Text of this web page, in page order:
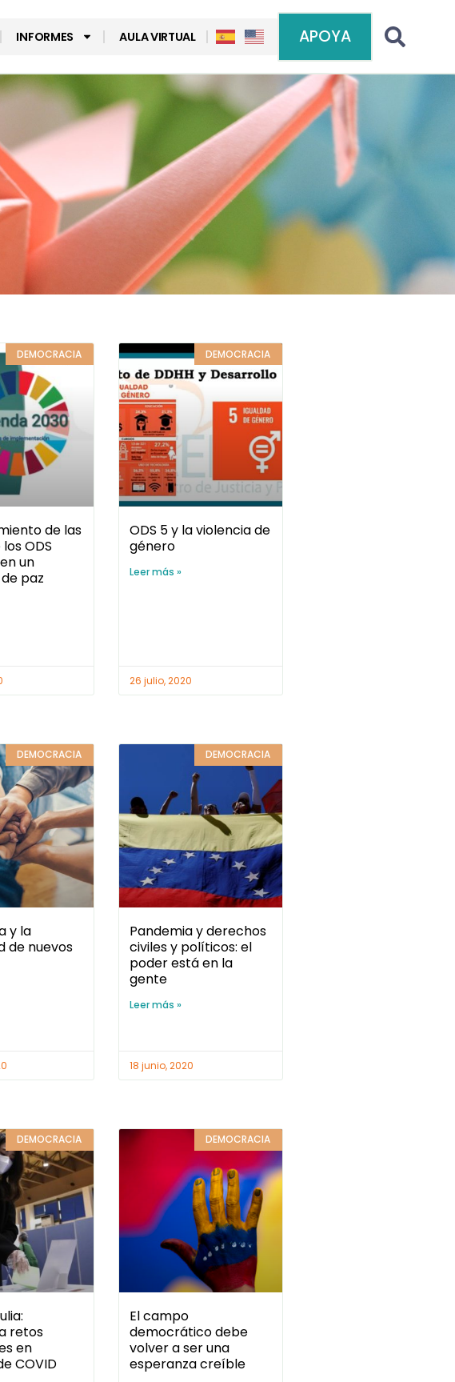
INFORMES AULA VIRTUAL APOYA
DEMOCRACIA
de las
ODS
un
paz
DEMOCRACIA
ODS 5 y la violencia de
género
Leer más »
26 julio, 2020
DEMOCRACIA
y la
de nuevos
DEMOCRACIA
Pandemia y derechos
civiles y políticos: el
poder está en la
gente
Leer más »
18 junio, 2020
DEMOCRACIA
retos
en
COVID
DEMOCRACIA
El campo
democrático debe
volver a ser una
esperanza creíble